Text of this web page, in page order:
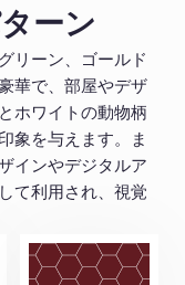
ーン
リーン、ゴールド
華で、部屋やデザ
ホワイトの動物柄
象を与えます。ま
インやデジタルア
て利用され、視覚